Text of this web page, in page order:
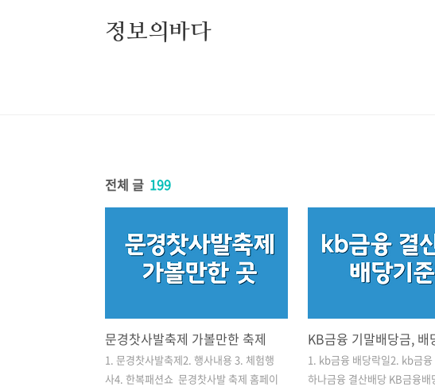
정보의바다
전체 글 199
문경찻사발축제 가볼만한 축제
1. 문경찻사발축제2. 행사내용 3. 체험행
사4. 한복패션쇼 문경찻사발 축제 홈페이
1. kb금융 배당락일2. kb금융
하나금융 결산배당 KB금융